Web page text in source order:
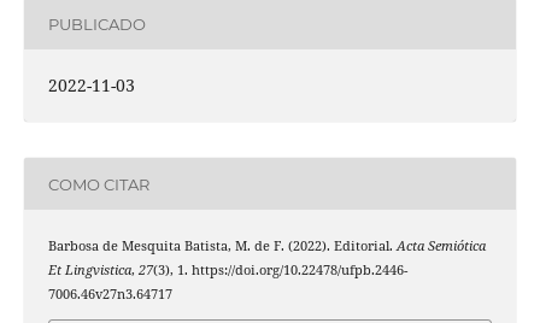
PUBLICADO
2022-11-03
COMO CITAR
Barbosa de Mesquita Batista, M. de F. (2022). Editorial.Acta Semiótica
Et Lingvistica, 27(3), 1. https://doi.org/10.22478/ufpb.2446-
7006.46v27n3.64717